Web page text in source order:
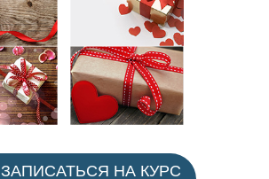
ЗАПИСАТЬСЯ НА КУРС